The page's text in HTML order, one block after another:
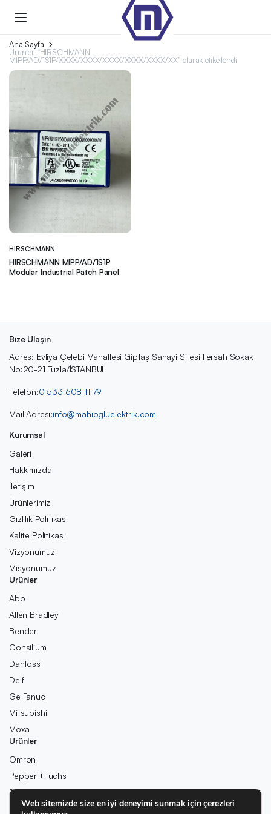
Ana Sayfa
Ürünler “HIRSCHMANN
MIPP/AD/1S1P/XXXX/XXXX/XXXX/XXXX/XXXX/XX” olarak etiketlendi
HIRSCHMANN
HIRSCHMANN MIPP/AD/1S1P
Modular Industrial Patch Panel
Bize Ulaşın
Adres: Evliya Çelebi Mahallesi Giptaş Sanayi Sitesi Fersah Sokak
No:20-21 Tuzla/İSTANBUL
Telefon:0 533 608 11 79
Mail Adresi:info@mahiogluelektrik.com
Kurumsal
Galeri
Hakkımızda
İletişim
Ürünlerimiz
Gizlilik Politikası
Kalite Politikası
Vizyonumuz
Misyonumuz
Ürünler
Abb
Allen Bradley
Bender
Consilium
Danfoss
Deif
Ge Fanuc
Mitsubishi
Moxa
Ürünler
Omron
Pepperl+Fuchs
Pilz
Rexroth
Web sitemizde size en iyi deneyimi sunmak için çerezleri